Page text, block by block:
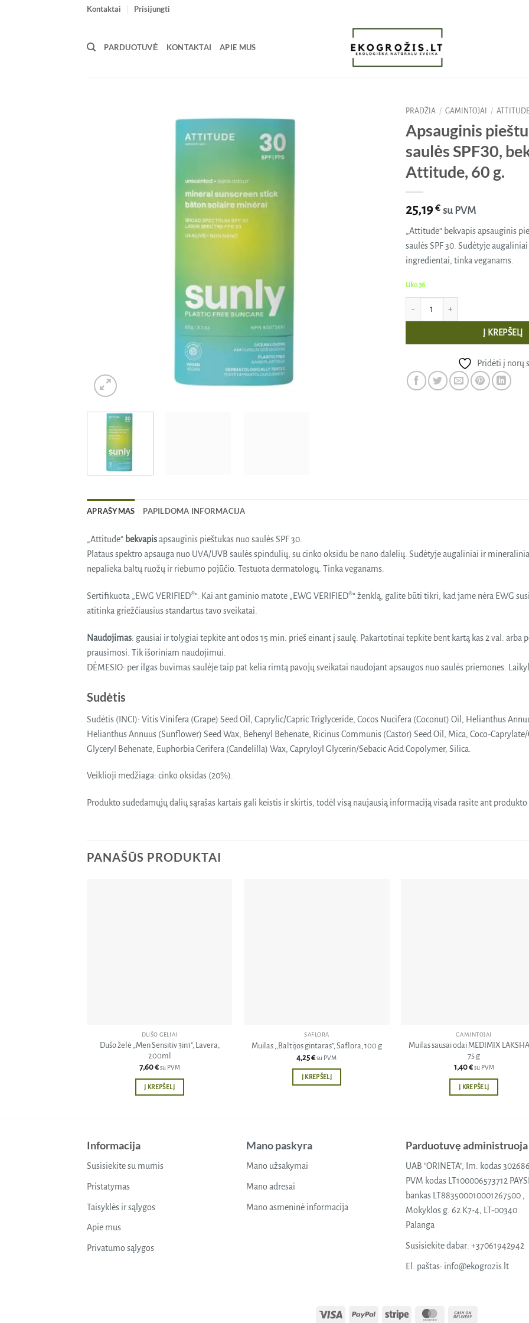
Kontaktai Prisijungti
PARDUOTUVĖ KONTAKTAI APIE MUS
PRADŽIA / GAMINTOJAI /
Apsauginis
saulės SPF30,
Attitude, 60 g.
25,19€ su PVM
„Attitude“ bekvapis apsauginis
saulės SPF 30. Sudėtyje
ingredientai, tinka veganams.
Liko 36
Į KREPŠELĮ
Pridėti į norų
APRAŠYMAS PAPILDOMA INFORMACIJA
„Attitude“ bekvapisapsauginis pieštukas nuo saulės SPF 30.
Plataus spektro apsauga nuo UVA/UVB saulės spindulių, su cinko oksidu be nano dalelių. Sudėtyje augaliniai ir
nepalieka baltų ruožų ir riebumo pojūčio. Testuota dermatologų. Tinka veganams.
Sertifikuota „EWG VERIFIED®“. Kai ant gaminio matote „EWG VERIFIED®“ ženklą, galite būti tikri, kad jame nėra EWG
atitinka griežčiausius standartus tavo sveikatai.
Naudojimas: gausiai ir tolygiai tepkite ant odos 15 min. prieš einant į saulę. Pakartotinai tepkite bent kartą kas 2 val. arba
prausimosi. Tik išoriniam naudojimui.
DĖMESIO: per ilgas buvimas saulėje taip pat kelia rimtą pavojų sveikatai naudojant apsaugos nuo saulės priemones.
Sudėtis
Sudėtis (INCI): Vitis Vinifera (Grape) Seed Oil, Caprylic/Capric Triglyceride, Cocos Nucifera (Coconut) Oil, Helianthus
Helianthus Annuus (Sunflower) Seed Wax, Behenyl Behenate, Ricinus Communis (Castor) Seed Oil, Mica, Coco-
Glyceryl Behenate, Euphorbia Cerifera (Candelilla) Wax, Capryloyl Glycerin/Sebacic Acid Copolymer, Silica.
Veiklioji medžiaga: cinko oksidas (20%).
Produkto sudedamųjų dalių sąrašas kartais gali keistis ir skirtis, todėl visą naujausią informaciją visada rasite ant produkto
PANAŠŪS PRODUKTAI
DUŠO GELIAI
Dušo želė „Men Sensitiv 3in1”, Lavera,
200ml
7,60€ su PVM
Į KREPŠELĮ
SAFLORA
Muilas ,,Baltijos gintaras”, Saflora, 100 g
4,25€ su PVM
Į KREPŠELĮ
GAMINTOJAI
Muilas sausai odai MEDIMIX
75 g
1,40€ su PVM
Į KREPŠELĮ
Informacija
Susisiekite su mumis
Pristatymas
Taisyklės ir sąlygos
Apie mus
Privatumo sąlygos
Mano paskyra
Mano užsakymai
Mano adresai
Mano asmeninė informacija
Parduotuvę administruoja
UAB "ORINETA", Im. kodas
PVM kodas LT100006573712
bankas LT883500010001267500 ,
Mokyklos g. 62 K7-4, LT-00340
Palanga
Susisiekite dabar: +37061942942
El. paštas: info@ekogrozis.lt
Visa PayPal Stripe MasterCard